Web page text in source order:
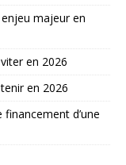
majeur en
en 2026
en 2026
d’une